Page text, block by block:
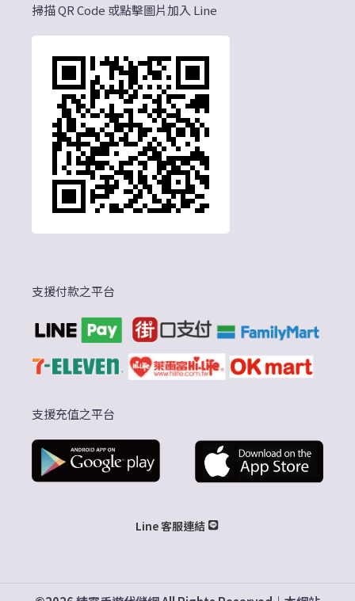
掃描 QR Code 或點擊圖片加入 Line
支援付款之平台
支援充值之平台
Line 客服連結